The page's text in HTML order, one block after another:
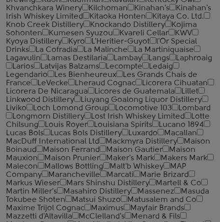
Khvanchkara Winery
Kilchoman Kinahan's
Kinahan's
Irish Whiskey Limited
Kitaoka Honten
Kitaya Co. Ltd.
Knob Creek Distillery
Knockando Distillery
Kojima
Sohonten
Kumesen Syuzou Kvareli Cellar
KWV
Kyoya Distillery
Kyro L'Heritier-Guyot
l'Or Special
Drinks
La Cofradia La Malinche
La Martiniquaise
Lagavulin
Lamas Destilaria Lambay Langs
Laphroaig
Larios
Latvijas Balzams Lecompte
Ledaig
Legendario
Les Bienheureux
Les Grands Chais de
France
LeVecke Lheraud Cognac
Licorera Cihuatan
Licorera De Nicaragua
Licores de Guatemala
Lillet
Linkwood Distillery
Liuyang Goalong Liquor Distillery
Liviko
Loch Lomond Group Locomotive 103
Lombard
Longmorn Distillery
Lost Irish Whiskey Limited
Lotte
Chilsung
Louis Royer Louisiana Spirits
Lucano 1894
Lucas Bols
Lucas Bols Distillery Luxardo
Macallan
MacDuff International Ltd
Mackmyra Distillery
Maison
Boinaud
Maison Ferrand Maison Gautier
Maison
Mauxion
Maison Prunier Maker's Mark
Makers Mark
Malecon
Mallows Bottling Malt'b Whiskey
MAP
Company
Marancheville Marcati
Marie Brizard
Markus Wieser
Mars Shinshu Distillery
Martell & Co
Martin Miller's
Masahiro Distillery Massenez
Masuda
Tokubee Shoten
Matsui Shuzo
Matusalem and Co
Maxime Trijol Cognac
Maximus
Mayfair Brands
Mazzetti d'Altavilla
McClelland's
Menard & Fils